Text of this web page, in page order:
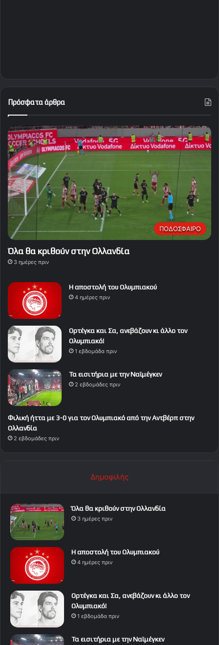
Πρόσφατα άρθρα
ΠΟΔΟΣΦΑΙΡΟ
Όλα θα κριθούν στην Ολλανδία
3 ημέρες πριν
Η αποστολή του Ολυμπιακού
4 ημέρες πριν
Ορτέγκα και Σα, ανεβάζουν κι άλλο τον
Ολυμπιακό!
1 εβδομάδα πριν
Τα εισιτήρια με την Ναϊμέγκεν
2 εβδομάδες πριν
Φιλική ήττα με 3-0 για τον Ολυμπιακό από την Αντβέρπ στην
Ολλανδία
2 εβδομάδες πριν
Δημοφιλής
Όλα θα κριθούν στην Ολλανδία
3 ημέρες πριν
Η αποστολή του Ολυμπιακού
4 ημέρες πριν
Ορτέγκα και Σα, ανεβάζουν κι άλλο τον
Ολυμπιακό!
1 εβδομάδα πριν
Τα εισιτήρια με την Ναϊμέγκεν